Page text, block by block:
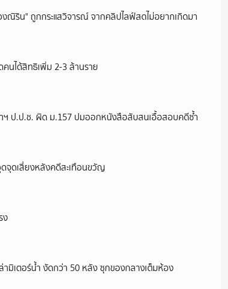
ณิริน" ถูกกระแสวิจารณ์ จากคลิปไลฟ์สดไม่อยากเกิดมา
นได้สิทธิเพิ่ม 2-3 ล้านราย
ฯ ป.ป.ช. ผิด ม.157 ปมออกหนังสือสับสนเอื้อสอบคดีซ้ำ
ดเสี่ยงหลังคดีสะเทือนขวัญ
ง
มิเตอร์น้ำ งัดกว่า 50 หลัง ซุกของกลางเต็มห้อง